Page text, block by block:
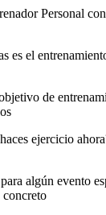
Personal
es el
de
ejercicio
algún evento
concreto